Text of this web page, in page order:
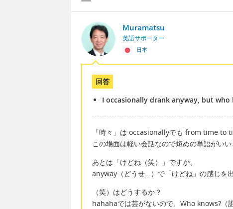
Muramatsu
英語サポーター
日本
回答
I occasionally drank anyway, but who
「時々」は occasionallyでも from time to
この場面は軽い会話なので短めの単語がいい
あとは「けどね（笑）」ですが、
anyway（どうせ...）で「けどね」の感じを
（笑）はどうするか？
hahahaでは芸がないので、Who knows?（